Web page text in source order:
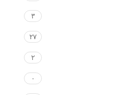
۳
۲۷
۲
۰